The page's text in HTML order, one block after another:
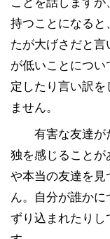
持つことになると
たが大げさだと
が低いことにつ
定したり言い訳を
ません。
有害な友達が
独を感じること
や本当の友達を
ん。自分が誰かに
ずり込まれたり